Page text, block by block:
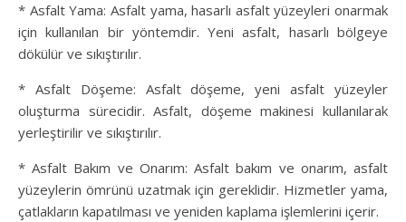
* Asfalt Yama: Asfalt yama, hasarlı asfalt yüzeyleri onarmak
için kullanılan bir yöntemdir. Yeni asfalt, hasarlı bölgeye
dökülür ve sıkıştırılır.
* Asfalt Döşeme: Asfalt döşeme, yeni asfalt yüzeyler
oluşturma sürecidir. Asfalt, döşeme makinesi kullanılarak
yerleştirilir ve sıkıştırılır.
* Asfalt Bakım ve Onarım: Asfalt bakım ve onarım, asfalt
yüzeylerin ömrünü uzatmak için gereklidir. Hizmetler yama,
çatlakların kapatılması ve yeniden kaplama işlemlerini içerir.